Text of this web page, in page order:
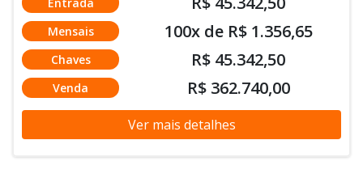
Mensais 100x de R$ 1.356,65
Chaves R$ 45.342,50
Venda R$ 362.740,00
Ver mais detalhes